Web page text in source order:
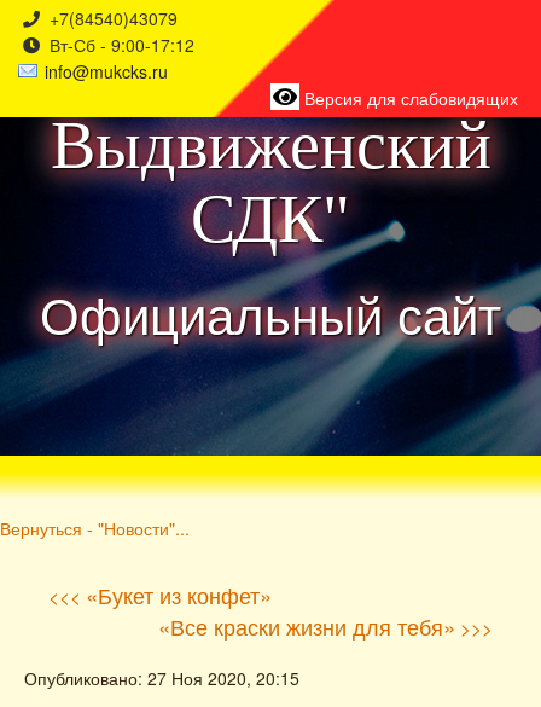
+7(84540)43079
Вт-Сб - 9:00-17:12
info@mukcks.ru
Версия для слабовидящих
района
Выдвиженский
СДК"
Официальный сайт
Вернуться - "Новости"...
<<< «Букет из конфет»
«Все краски жизни для тебя» >>>
Опубликовано: 27 Ноя 2020, 20:15